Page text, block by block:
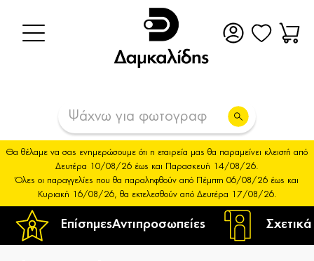
ΕπίσημεςΑντιπροσωπείες
Θα θέλαμε να σας ενημερώσουμε ότι η εταιρεία μας θα παραμείνει κλειστή από
Δευτέρα 10/08/26 έως και Παρασκευή 14/08/26.
Όλες οι παραγγελίες που θα παραληφθούν από Πέμπτη 06/08/26 έως και
Κυριακή 16/08/26, θα εκτελεσθούν από Δευτέρα 17/08/26.